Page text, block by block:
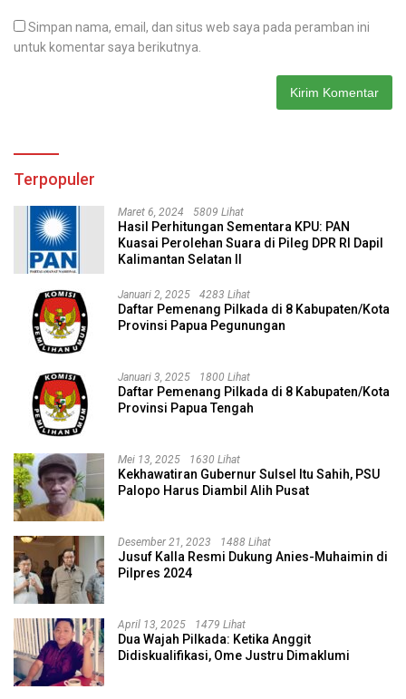
Simpan nama, email, dan situs web saya pada peramban ini
untuk komentar saya berikutnya.
Terpopuler
Maret 6, 2024 5809 Lihat
Hasil Perhitungan Sementara KPU: PAN
Kuasai Perolehan Suara di Pileg DPR RI Dapil
Kalimantan Selatan II
Januari 2, 2025 4283 Lihat
Daftar Pemenang Pilkada di 8 Kabupaten/Kota
Provinsi Papua Pegunungan
Januari 3, 2025 1800 Lihat
Daftar Pemenang Pilkada di 8 Kabupaten/Kota
Provinsi Papua Tengah
Mei 13, 2025 1630 Lihat
Kekhawatiran Gubernur Sulsel Itu Sahih, PSU
Palopo Harus Diambil Alih Pusat
Desember 21, 2023 1488 Lihat
Jusuf Kalla Resmi Dukung Anies-Muhaimin di
Pilpres 2024
April 13, 2025 1479 Lihat
Dua Wajah Pilkada: Ketika Anggit
Didiskualifikasi, Ome Justru Dimaklumi